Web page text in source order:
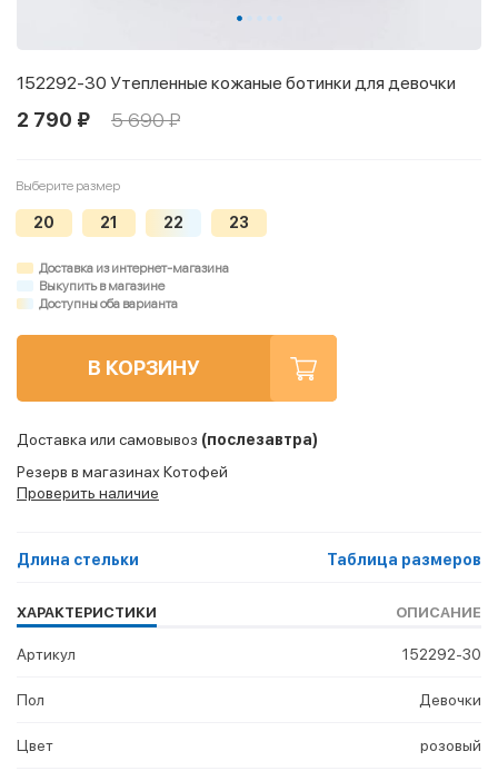
152292-30 Утепленные кожаные ботинки для девочки
2 790 ₽ 5 690 ₽
Выберите размер
20 21 22 23
Доставка из интернет-магазина
Выкупить в магазине
Доступны оба варианта
В КОРЗИНУ
Доставка или самовывоз (послезавтра)
Резерв в магазинах Котофей
Проверить наличие
Длина стельки Таблица размеров
ХАРАКТЕРИСТИКИ ОПИСАНИЕ
Артикул 152292-30
Пол Девочки
Цвет розовый